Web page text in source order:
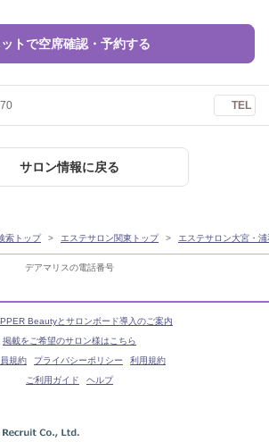
デアマリスの電話番号
トで空席確認・予約する
TEL
サロン情報に戻る
索トップ エステサロン関東トップ エステサロン大宮・
Beautyとサロンボード導入のご案内
掲載をご希望のサロン様はこちら
規約
プライバシーポリシー
利用規約
ご利用ガイド
ヘルプ